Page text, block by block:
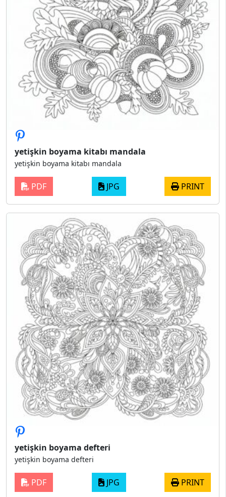
yetişkin boyama kitabı mandala
yetişkin boyama kitabı mandala
PDF JPG PRINT
yetişkin boyama defteri
yetişkin boyama defteri
PDF JPG PRINT